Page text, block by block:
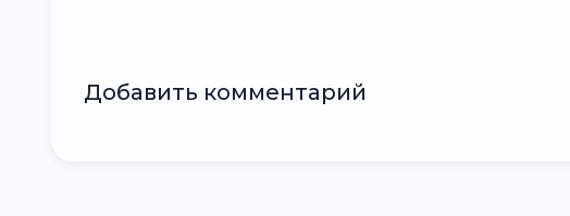
Добавить комментарий